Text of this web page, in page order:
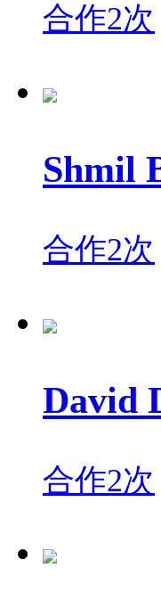
合作2次
Shmil
合作2次
David
合作2次